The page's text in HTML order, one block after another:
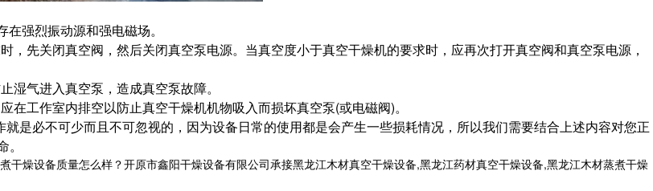
强烈振动源和强电磁场。
先关闭真空阀，然后关闭真空泵电源。当真空度小于真空干燥机的要求时，应再次打开真空阀和真空泵电源，
气进入真空泵，造成真空泵故障。
工作室内排空以防止真空干燥机机物吸入而损坏真空泵(或电磁阀)。
是必不可少而且不可忽视的，因为设备日常的使用都是会产生一些损耗情况，所以我们需要结合上述内容对您正
燥设备质量怎么样？开原市鑫阳干燥设备有限公司承接黑龙江木材真空干燥设备,黑龙江药材真空干燥设备,黑龙江木材蒸煮干燥